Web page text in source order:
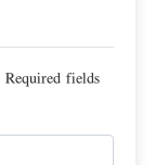
Required fields